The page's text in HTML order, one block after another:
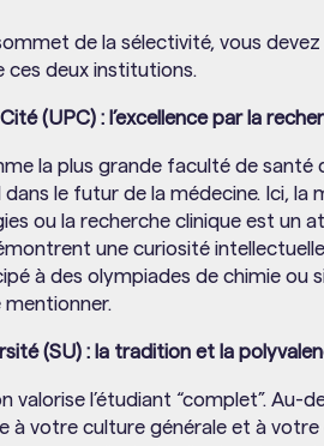
de la sélectivité, vous
ces deux institutions.
(UPC) : l’excellence par la
la plus grande faculté de santé
le futur de la médecine. Ici,
ou la recherche clinique est un
une curiosité
à des olympiades de chimie ou
mentionner.
(SU) : la tradition et la
valorise l’étudiant “complet”. Au-
à votre culture générale et à